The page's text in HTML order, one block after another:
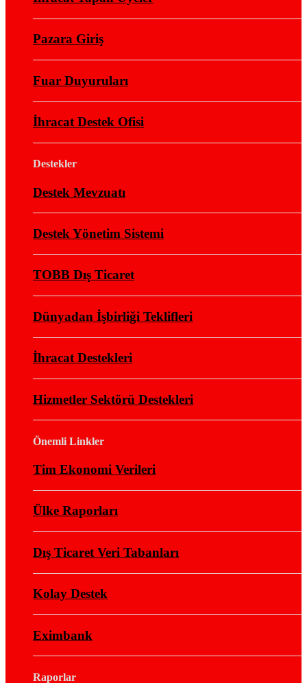
Pazara Giriş
Fuar Duyuruları
İhracat Destek Ofisi
Destekler
Destek Mevzuatı
Destek Yönetim Sistemi
TOBB Dış Ticaret
Dünyadan İşbirliği Teklifleri
İhracat Destekleri
Hizmetler Sektörü Destekleri
Önemli Linkler
Tim Ekonomi Verileri
Ülke Raporları
Dış Ticaret Veri Tabanları
Kolay Destek
Eximbank
Raporlar